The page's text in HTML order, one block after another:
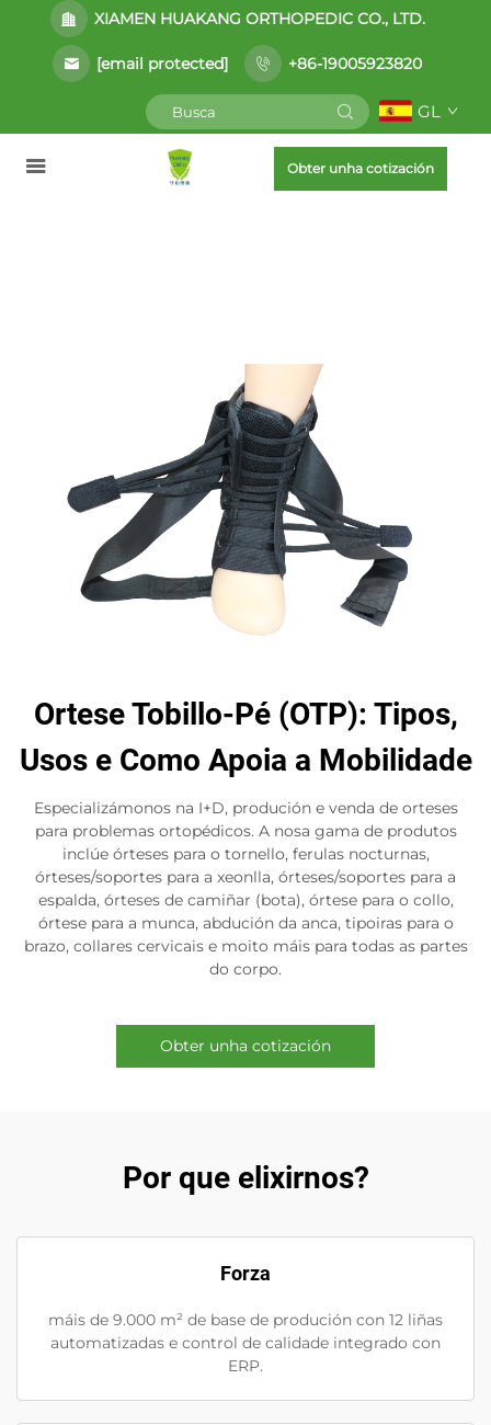
XIAMEN HUAKANG ORTHOPEDIC CO., LTD.
[email protected] +86-19005923820
GL
Obter unha cotización
Ortese Tobillo-Pé (OTP): Tipos,
Usos e Como Apoia a Mobilidade
Especializámonos na I+D, produción e venda de orteses
para problemas ortopédicos. A nosa gama de produtos
inclúe órteses para o tornello, ferulas nocturnas,
órteses/soportes para a xeonlla, órteses/soportes para a
espalda, órteses de camiñar (bota), órtese para o collo,
órtese para a munca, abdución da anca, tipoiras para o
brazo, collares cervicais e moito máis para todas as partes
do corpo.
Obter unha cotización
Por que elixirnos?
Forza
máis de 9.000 m² de base de produción con 12 liñas
automatizadas e control de calidade integrado con
ERP.